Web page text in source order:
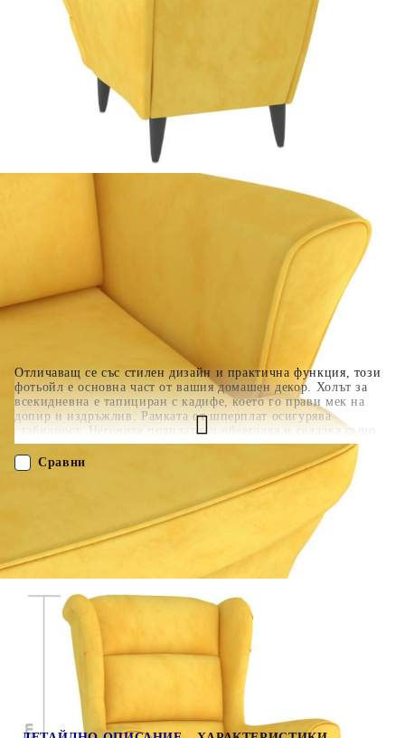
Отличаващ се със стилен дизайн и практична функция, този
фотьойл е основна част от вашия домашен декор. Холът за
всекидневна е тапициран с кадифе, което го прави мек на
допир и издръжлив. Рамката от шперплат осигурява
стабилност. Неговите подплатени облегалка и седалка също
ви предлагат удобно изживяване при седене. Максимално 110
кг на седалка. Съобразете се с риска от открит огън и други
източници на силна топлина в близост до продукта.
Предоставената таблица е с информационна цел.
Добавете продукта в количката си с бутона "Добави в
количката" и при поръчка ще можете да изберете броя
вноски на кредита.
Когато плащате с NewPay, всъщност NewPay плаща
поръчката Ви вместо Вас. Вие я получавате и
разполагате с три начина да я платите към тях:
Отложено до 30 дни от момента на изпращане на
поръчката без оскъпяване. За покупки на стойност до
400 лв. / €204,52
Плащане на 4 вноски. Заплащате 20% от стойността на
поръчката си на момента с карта. Останалата сума се
разделя на 3 равни месечни вноски без оскъпяване. За
покупки на стойност до 1000 лв. / €511.31
Плащане на 6 вноски. Стойността на поръчката се
разпределя в 6 равни месечни вноски с оскъпяване. За
покупки на стойност до 2000 лв. / €1022.61
ПОРЪЧАЙ БЕЗ РЕГИСТРАЦИЯ
Наш представител ще се свърже с Вас в рамките на работния ден!
Оцени продукта
Сравни